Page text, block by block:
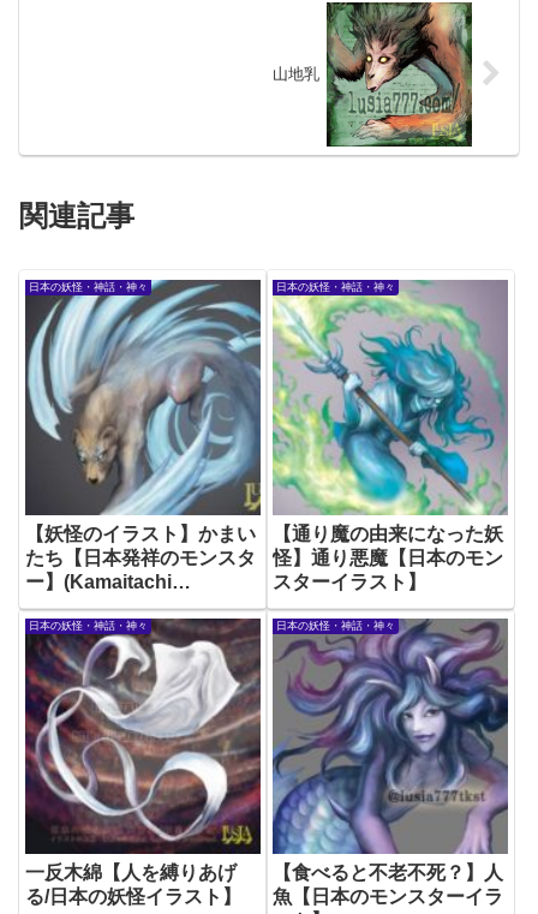
山地乳
関連記事
日本の妖怪・神話・神々
【妖怪のイラスト】かまい
たち【日本発祥のモンスタ
ー】(Kamaitachi
Japanese Yokai)
日本の妖怪・神話・神々
【通り魔の由来になった妖
怪】通り悪魔【日本のモン
スターイラスト】
日本の妖怪・神話・神々
一反木綿【人を縛りあげ
る/日本の妖怪イラスト】
日本の妖怪・神話・神々
【食べると不老不死？】人
魚【日本のモンスターイラ